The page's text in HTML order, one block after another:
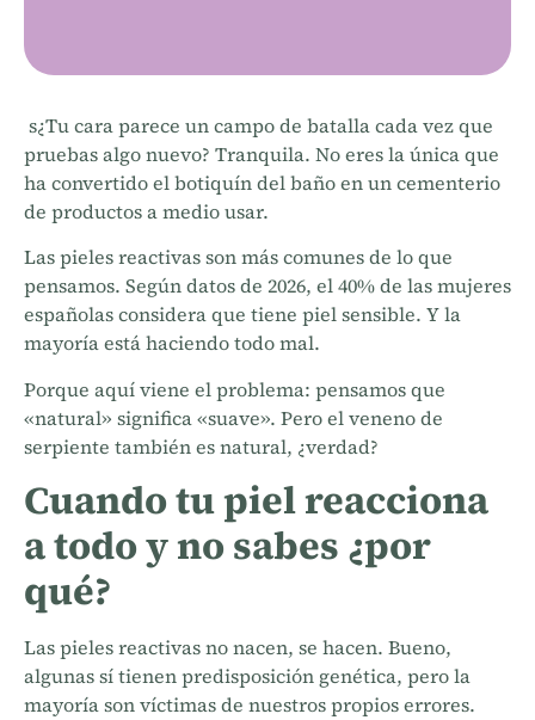
s¿Tu cara parece un campo de batalla cada vez que
pruebas algo nuevo? Tranquila. No eres la única que
ha convertido el botiquín del baño en un cementerio
de productos a medio usar.
Las pieles reactivas son más comunes de lo que
pensamos. Según datos de 2026, el 40% de las mujeres
españolas considera que tiene piel sensible. Y la
mayoría está haciendo todo mal.
Porque aquí viene el problema: pensamos que
«natural» significa «suave». Pero el veneno de
serpiente también es natural, ¿verdad?
Cuando tu piel reacciona
a todo y no sabes ¿por
qué?
Las pieles reactivas no nacen, se hacen. Bueno,
algunas sí tienen predisposición genética, pero la
mayoría son víctimas de nuestros propios errores.